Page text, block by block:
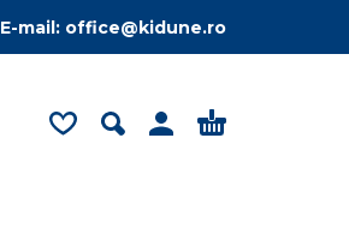
E-mail: office@kidune.ro